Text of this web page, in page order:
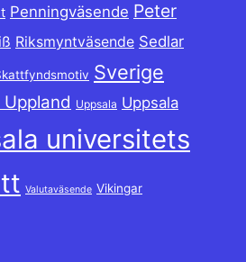
Penningväsende Peter
Riksmyntväsende Sedlar
Sverige
Uppland Uppsala Uppsala
universitets
Valutaväsende Vikingar